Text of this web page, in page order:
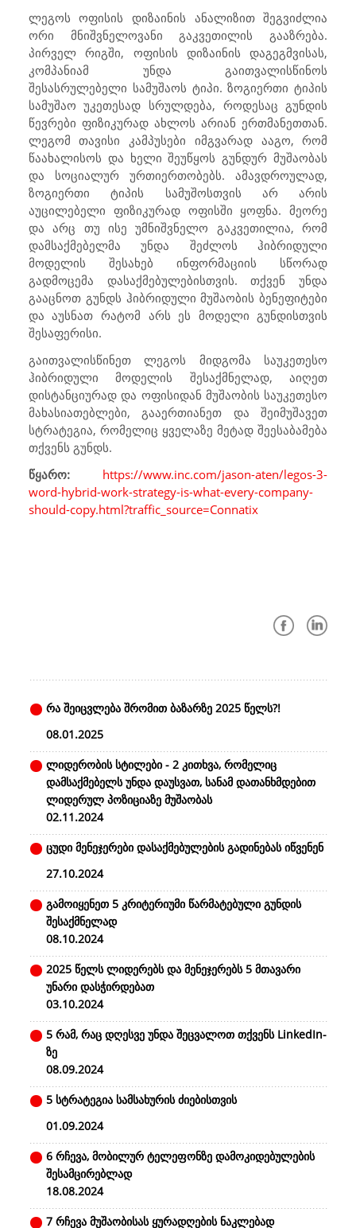
ლეგოს ოფისის დიზაინის ანალიზით შეგვიძლია
ორი მნიშვნელოვანი გაკვეთილის გააზრება.
პირველ რიგში, ოფისის დიზაინის დაგეგმვისას,
კომპანიამ უნდა გაითვალისწინოს
შესასრულებელი სამუშაოს ტიპი. ზოგიერთი ტიპის
სამუშაო უკეთესად სრულდება, როდესაც გუნდის
წევრები ფიზიკურად ახლოს არიან ერთმანეთთან.
ლეგომ თავისი კამპუსები იმგვარად ააგო, რომ
წაახალისოს და ხელი შეუწყოს გუნდურ მუშაობას
და სოციალურ ურთიერთობებს. ამავდროულად,
ზოგიერთი ტიპის სამუშოსთვის არ არის
აუცილებელი ფიზიკურად ოფისში ყოფნა. მეორე
და არც თუ ისე უმნიშვნელო გაკვეთილია, რომ
დამსაქმებელმა უნდა შეძლოს ჰიბრიდული
მოდელის შესახებ ინფორმაციის სწორად
გადმოცემა დასაქმებულებისთვის. თქვენ უნდა
გააცნოთ გუნდს ჰიბრიდული მუშაობის ბენეფიტები
და აუსნათ რატომ არს ეს მოდელი გუნდისთვის
შესაფერისი.
გაითვალისწინეთ ლეგოს მიდგომა საუკეთესო
ჰიბრიდული მოდელის შესაქმნელად, აიღეთ
დისტანციურად და ოფისიდან მუშაობის საუკეთესო
მახასიათებლები, გააერთიანეთ და შეიმუშავეთ
სტრატეგია, რომელიც ყველაზე მეტად შეესაბამება
თქვენს გუნდს.
წყარო: https://www.inc.com/jason-aten/legos-3-
word-hybrid-work-strategy-is-what-every-company-
should-copy.html?traffic_source=Connatix
რა შეიცვლება შრომით ბაზარზე 2025 წელს?!
08.01.2025
ლიდერობის სტილები - 2 კითხვა, რომელიც
დამსაქმებელს უნდა დაუსვათ, სანამ დათანხმდებით
ლიდერულ პოზიციაზე მუშაობას
02.11.2024
ცუდი მენეჯერები დასაქმებულების გადინებას იწვენენ
27.10.2024
გამოიყენეთ 5 კრიტერიუმი წარმატებული გუნდის
შესაქმნელად
08.10.2024
2025 წელს ლიდერებს და მენეჯერებს 5 მთავარი
უნარი დასჭირდებათ
03.10.2024
5 რამ, რაც დღესვე უნდა შეცვალოთ თქვენს LinkedIn-
ზე
08.09.2024
5 სტრატეგია სამსახურის ძიებისთვის
01.09.2024
6 რჩევა, მობილურ ტელეფონზე დამოკიდებულების
შესამცირებლად
18.08.2024
7 რჩევა მუშაობისას ყურადღების ნაკლებად